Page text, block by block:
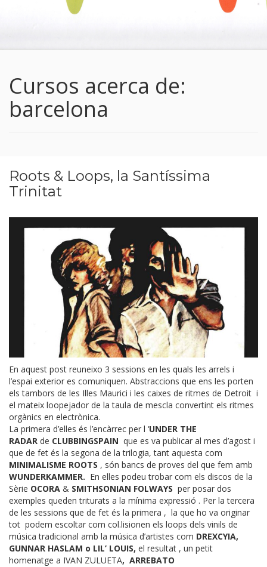
Cursos acerca de:
barcelona
Roots & Loops, la Santíssima
Trinitat
En aquest post reuneixo 3 sessions en les quals les arrels i
l’espai exterior es comuniquen. Abstraccions que ens les porten
els tambors de les Illes Maurici i les caixes de ritmes de Detroit i
el mateix loopejador de la taula de mescla convertint els ritmes
orgànics en electrònica.
La primera d’elles és l’encàrrec per l ‘UNDER THE
RADAR de CLUBBINGSPAIN que es va publicar al mes d’agost i
que de fet és la segona de la trilogia, tant aquesta com
MINIMALISME ROOTS , són bancs de proves del que fem amb
WUNDERKAMMER. En elles podeu trobar com els discos de la
Sèrie OCORA & SMITHSONIAN FOLWAYS per posar dos
exemples queden triturats a la mínima expressió . Per la tercera
de les sessions que de fet és la primera , la que ho va originar
tot podem escoltar com col.lisionen els loops dels vinils de
música tradicional amb la música d’artistes com DREXCYIA,
GUNNAR HASLAM o LIL’ LOUIS, el resultat , un petit
homenatge a IVAN ZULUETA, ARREBATO